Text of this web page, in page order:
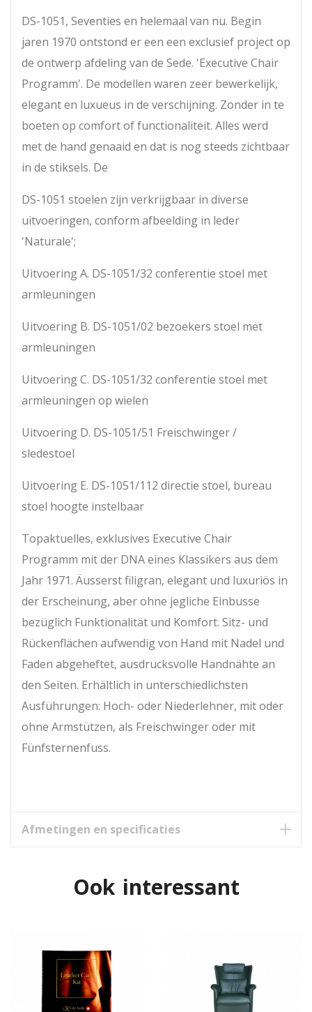
DS-1051, Seventies en helemaal van nu. Begin
jaren 1970 ontstond er een een exclusief project op
de ontwerp afdeling van de Sede. 'Executive Chair
Programm'. De modellen waren zeer bewerkelijk,
elegant en luxueus in de verschijning. Zonder in te
boeten op comfort of functionaliteit. Alles werd
met de hand genaaid en dat is nog steeds zichtbaar
in de stiksels. De
DS-1051 stoelen zijn verkrijgbaar in diverse
uitvoeringen, conform afbeelding in leder
'Naturale';
Uitvoering A. DS-1051/32 conferentie stoel met
armleuningen
Uitvoering B. DS-1051/02 bezoekers stoel met
armleuningen
Uitvoering C. DS-1051/32 conferentie stoel met
armleuningen op wielen
Uitvoering D. DS-1051/51 Freischwinger /
sledestoel
Uitvoering E. DS-1051/112 directie stoel, bureau
stoel hoogte instelbaar
Topaktuelles, exklusives Executive Chair
Programm mit der DNA eines Klassikers aus dem
Jahr 1971. Äusserst filigran, elegant und luxuriös in
der Erscheinung, aber ohne jegliche Einbusse
bezüglich Funktionalität und Komfort. Sitz- und
Rückenflächen aufwendig von Hand mit Nadel und
Faden abgeheftet, ausdrucksvolle Handnähte an
den Seiten. Erhältlich in unterschiedlichsten
Ausführungen: Hoch- oder Niederlehner, mit oder
ohne Armstützen, als Freischwinger oder mit
Fünfsternenfuss.
Afmetingen en specificaties
Ook interessant